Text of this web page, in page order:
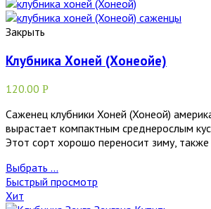
Закрыть
Клубника Хоней (Хонеойе)
120.00 Р
Саженец клубники Хоней (Хонеой)
вырастает компактным среднерослым
Этот сорт хорошо переносит зиму,
Выбрать ...
Быстрый просмотр
Хит